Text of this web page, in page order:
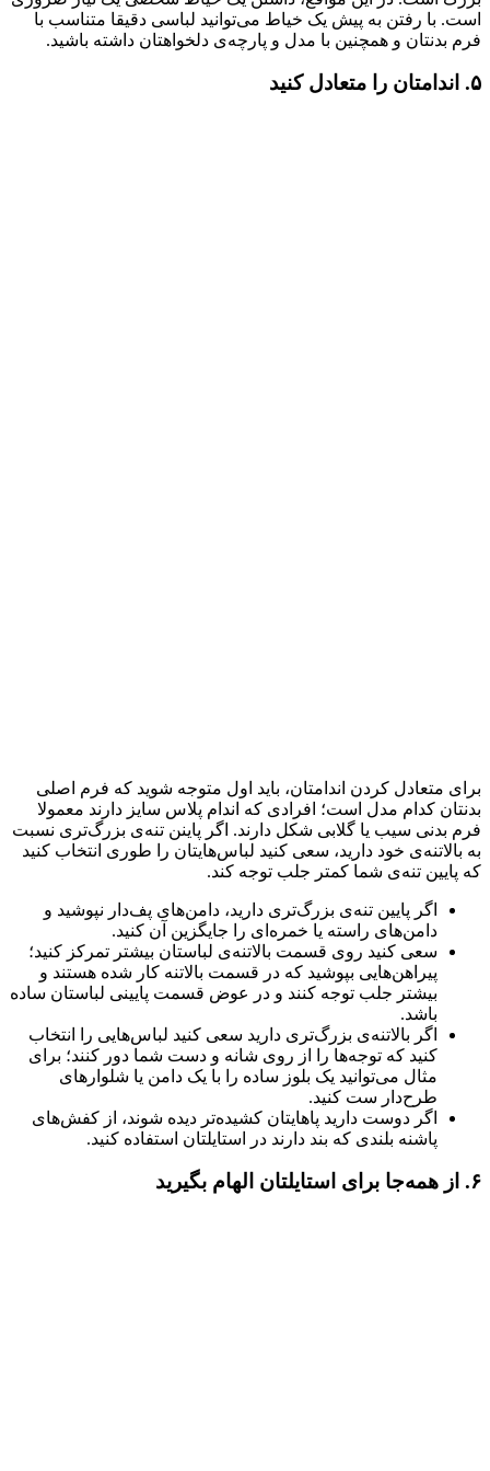
است. با رفتن به پیش یک خیاط می‌توانید لباسی دقیقا متناسب با
فرم بدنتان و همچنین با مدل و پارچه‌ی دلخواهتان داشته باشید.
۵. اندامتان را متعادل کنید
برای متعادل کردن اندامتان، باید اول متوجه شوید که فرم اصلی
بدنتان کدام مدل است؛ افرادی که اندام پلاس سایز دارند معمولا
فرم بدنی سیب یا گلابی شکل دارند. اگر پاینن تنه‌ی بزرگ‌تری نسبت
به بالاتنه‌ی خود دارید، سعی کنید لباس‌هایتان را طوری انتخاب کنید
که پایین تنه‌ی شما کمتر جلب توجه کند.
اگر پایین تنه‌ی بزرگ‌تری دارید، دامن‌های پف‌دار نپوشید و
دامن‌های راسته یا خمره‌ای را جایگزین آن کنید.
سعی کنید روی قسمت بالاتنه‌ی لباستان بیشتر تمرکز کنید؛
پیراهن‌هایی بپوشید که در قسمت بالاتنه کار شده هستند و
بیشتر جلب توجه کنند و در عوض قسمت پایینی لباستان ساده
باشد.
اگر بالاتنه‌ی بزرگ‌تری دارید سعی کنید لباس‌هایی را انتخاب
کنید که توجه‌ها را از روی شانه و دست شما دور کنند؛ برای
مثال می‌توانید یک بلوز ساده را با یک دامن یا شلوارهای
طرح‌دار ست کنید.
اگر دوست دارید پاهایتان کشیده‌تر دیده شوند، از کفش‌های
پاشنه بلندی که بند دارند در استایلتان استفاده کنید.
۶. از همه‌جا برای استایلتان الهام بگیرید